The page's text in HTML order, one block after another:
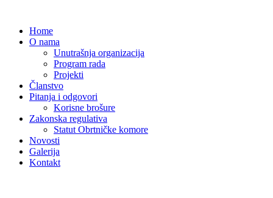
Home
O nama
Unutrašnja organizacija
Program rada
Projekti
Članstvo
Pitanja i odgovori
Korisne brošure
Zakonska regulativa
Statut Obrtničke komore
Novosti
Galerija
Kontakt